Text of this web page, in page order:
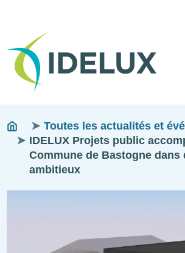
Fils
d'ariane
You
are
here:
Toutes les actualités et
IDELUX Projets public
Commune de Bastogne dans
ambitieux